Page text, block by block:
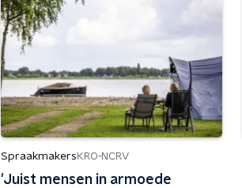
Spraakmakers KRO-NCRV
'Juist mensen in armoede